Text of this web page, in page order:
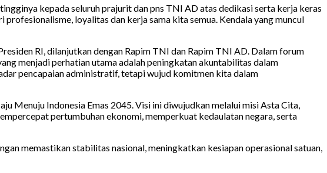
kepada seluruh prajurit dan pns TNI AD atas dedikasi serta kerja keras
loyalitas dan kerja sama kita semua. Kendala yang muncul
RI, dilanjutkan dengan Rapim TNI dan Rapim TNI AD. Dalam forum
menjadi perhatian utama adalah peningkatan akuntabilitas dalam
pencapaian administratif, tetapi wujud komitmen kita dalam
Menuju Indonesia Emas 2045. Visi ini diwujudkan melalui misi Asta Cita,
pertumbuhan ekonomi, memperkuat kedaulatan negara, serta
memastikan stabilitas nasional, meningkatkan kesiapan operasional satuan,